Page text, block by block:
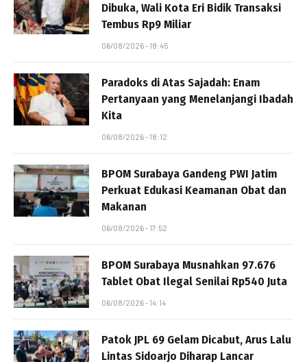
Dibuka, Wali Kota Eri Bidik Transaksi
Tembus Rp9 Miliar
06/08/2026 - 18:45
Paradoks di Atas Sajadah: Enam
Pertanyaan yang Menelanjangi Ibadah
Kita
06/08/2026 - 18:12
BPOM Surabaya Gandeng PWI Jatim
Perkuat Edukasi Keamanan Obat dan
Makanan
06/08/2026 - 17:52
BPOM Surabaya Musnahkan 97.676
Tablet Obat Ilegal Senilai Rp540 Juta
06/08/2026 - 14:14
Patok JPL 69 Gelam Dicabut, Arus Lalu
Lintas Sidoarjo Diharap Lancar